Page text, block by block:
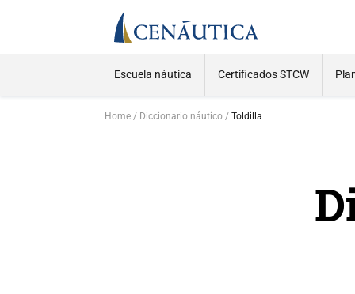
Escuela náutica Certificados STCW
Home Diccionario náutico Toldilla